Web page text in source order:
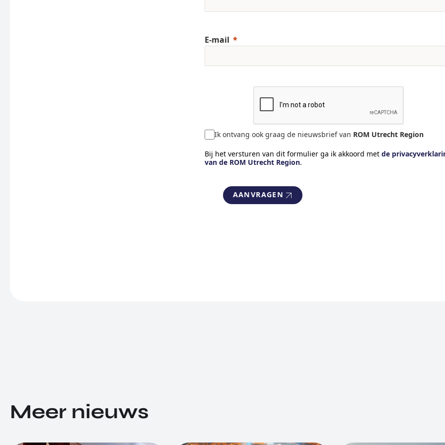
E-mail
Ik ontvang ook graag de nieuwsbrief van ROM Utrecht Region
Bij het versturen van dit formulier ga ik akkoord met de
van de ROM Utrecht Region.
AANVRAGEN
Meer nieuws